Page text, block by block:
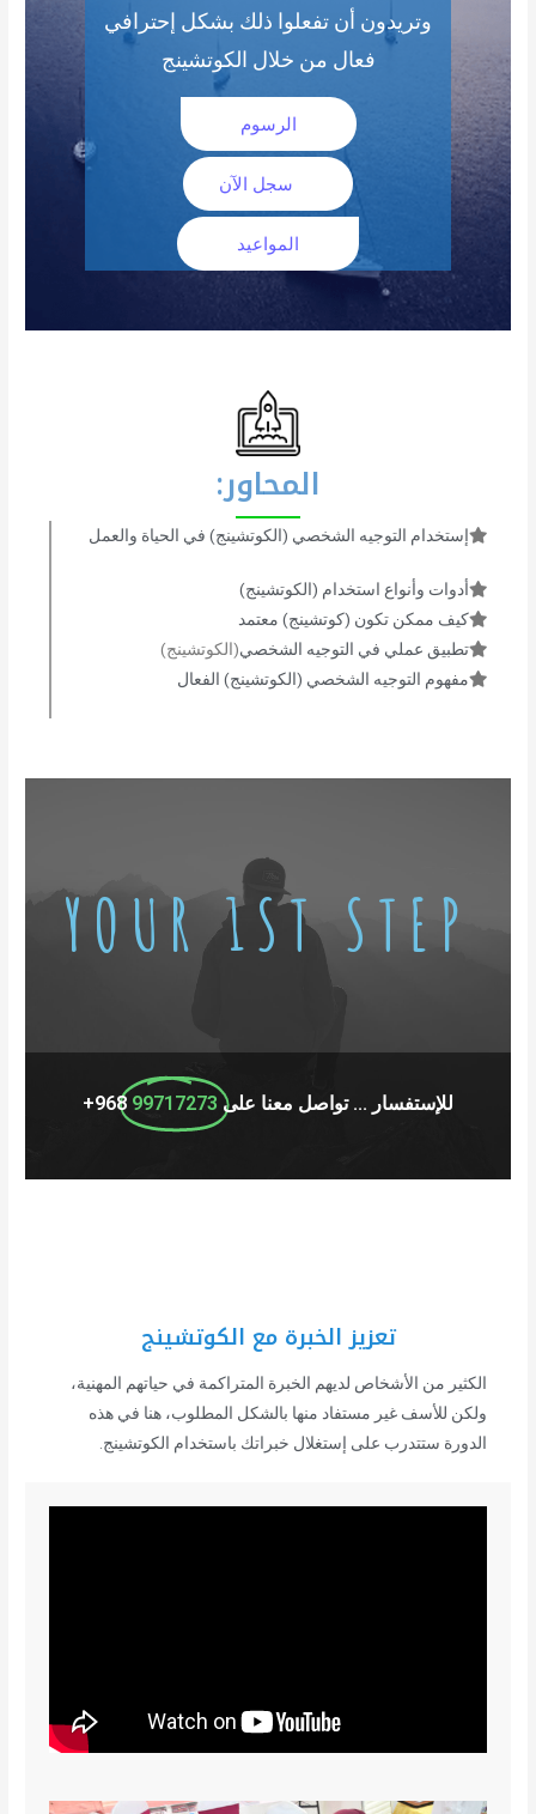
وتريدون أن تفعلوا ذلك بشكل إحترافي
فعال من خلال الكوتشينج
الرسوم
سجل الآن
المواعيد
المحاور:
إستخدام التوجيه الشخصي (الكوتشينج) في الحياة والعمل
أدوات وأنواع استخدام (الكوتشينج)
كيف ممكن تكون (كوتشينج) معتمد
تطبيق عملي في التوجیه الشخصي(الكوتشينج)
مفهوم التوجيه الشخصي (الكوتشينج) الفعال
YOUR 1ST STEP
للإستفسار ... تواصل معنا على 99717273
968+
تعزيز الخبرة مع الكوتشينج
الكثير من الأشخاص لديهم الخبرة المتراكمة في حياتهم المهنية،
ولكن للأسف غير مستفاد منها بالشكل المطلوب، هنا في هذه
الدورة ستتدرب على إستغلال خبراتك باستخدام الكوتشينج.